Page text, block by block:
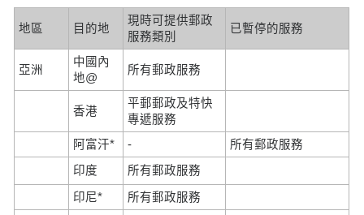
地區 目的地
現時可提供郵政
服務類別
已暫停的服務
亞洲
中國內
地@
所有郵政服務
香港
平郵郵政及特快
專遞服務
阿富汗*
-
所有郵政服務
印度
所有郵政服務
印尼*
所有郵政服務